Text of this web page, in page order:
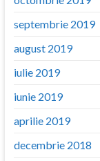
septembrie 2019
august 2019
iulie 2019
iunie 2019
aprilie 2019
decembrie 2018